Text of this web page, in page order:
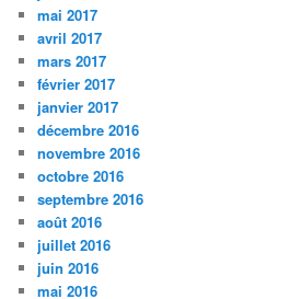
mai 2017
avril 2017
mars 2017
février 2017
janvier 2017
décembre 2016
novembre 2016
octobre 2016
septembre 2016
août 2016
juillet 2016
juin 2016
mai 2016